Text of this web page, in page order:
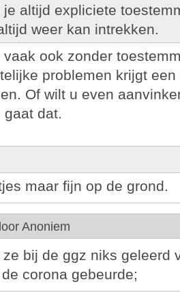
altijd expliciete
weer kan intrekken.
ook zonder
problemen krijgt
Of wilt u even
gaat dat.
maar fijn op de grond.
Anoniem
bij de ggz niks geleerd
corona gebeurde;